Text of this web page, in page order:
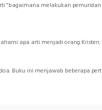
"bagaimana melakukan
apa arti menjadi orang
Buku ini menjawab beberapa